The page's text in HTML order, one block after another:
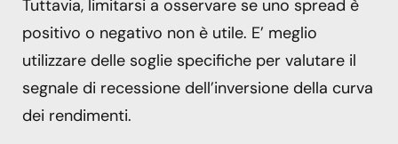
Tuttavia, limitarsi a osservare se uno spread è
positivo o negativo non è utile. E’ meglio
utilizzare delle soglie specifiche per valutare il
segnale di recessione dell’inversione della curva
dei rendimenti.